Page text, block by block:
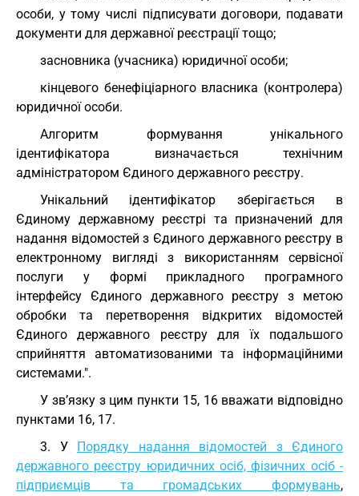
особи, у тому числі підписувати договори, подавати
документи для державної реєстрації тощо;
засновника (учасника) юридичної особи;
кінцевого бенефіціарного власника (контролера)
юридичної особи.
Алгоритм формування унікального
ідентифікатора визначається технічним
адміністратором Єдиного державного реєстру.
Унікальний ідентифікатор зберігається в
Єдиному державному реєстрі та призначений для
надання відомостей з Єдиного державного реєстру в
електронному вигляді з використанням сервісної
послуги у формі прикладного програмного
інтерфейсу Єдиного державного реєстру з метою
обробки та перетворення відкритих відомостей
Єдиного державного реєстру для їх подальшого
сприйняття автоматизованими та інформаційними
системами.".
У зв’язку з цим пункти 15, 16 вважати відповідно
пунктами 16, 17.
3. У Порядку надання відомостей з Єдиного
державного реєстру юридичних осіб, фізичних осіб -
підприємців та громадських формувань,